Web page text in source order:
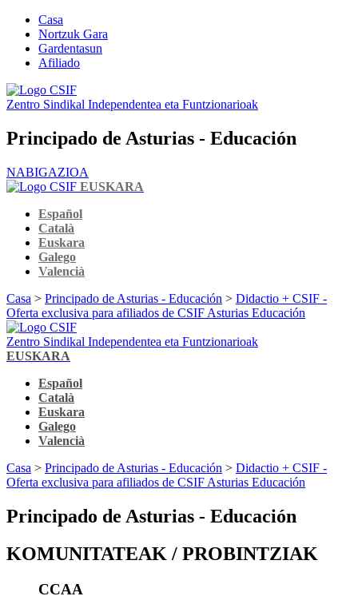
Casa
Nortzuk Gara
Gardentasun
Afiliado
Zentro Sindikal Independentea eta Funtzionarioak
Principado de Asturias - Educación
NABIGAZIOA
EUSKARA
Español
Català
Euskara
Galego
Valencià
Casa > Principado de Asturias - Educación > Didactio + CSIF -
Oferta exclusiva para afiliados de CSIF Asturias Educación
Zentro Sindikal Independentea eta Funtzionarioak
EUSKARA
Español
Català
Euskara
Galego
Valencià
Casa > Principado de Asturias - Educación > Didactio + CSIF -
Oferta exclusiva para afiliados de CSIF Asturias Educación
Principado de Asturias - Educación
KOMUNITATEAK / PROBINTZIAK
CCAA